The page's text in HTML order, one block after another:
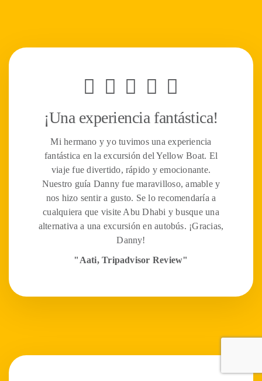
¡Una experiencia fantástica!
Mi hermano y yo tuvimos una experiencia
fantástica en la excursión del Yellow Boat. El
viaje fue divertido, rápido y emocionante.
Nuestro guía Danny fue maravilloso, amable y
nos hizo sentir a gusto. Se lo recomendaría a
cualquiera que visite Abu Dhabi y busque una
alternativa a una excursión en autobús. ¡Gracias,
Danny!
"Aati, Tripadvisor Review"